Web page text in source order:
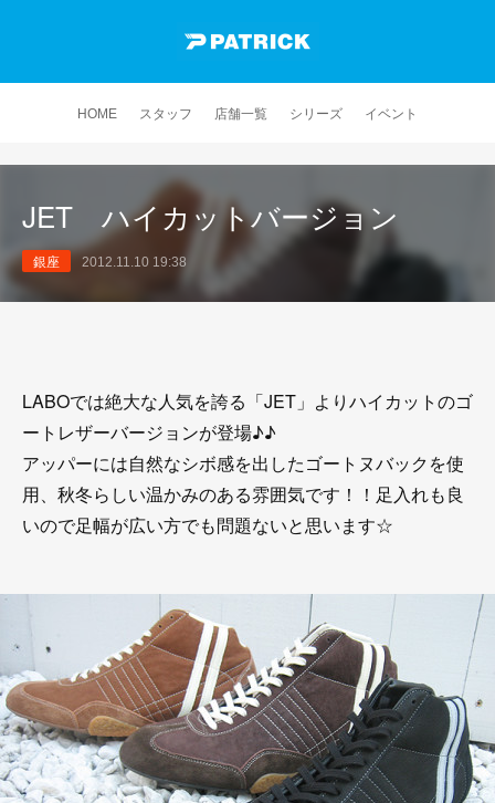
HOME スタッフ 店舗一覧 シリーズ イベント
JET ハイカットバージョン
銀座 2012.11.10 19:38
LABOでは絶大な人気を誇る「JET」よりハイカットのゴ
ートレザーバージョンが登場♪♪
アッパーには自然なシボ感を出したゴートヌバックを使
用、秋冬らしい温かみのある雰囲気です！！足入れも良
いので足幅が広い方でも問題ないと思います☆